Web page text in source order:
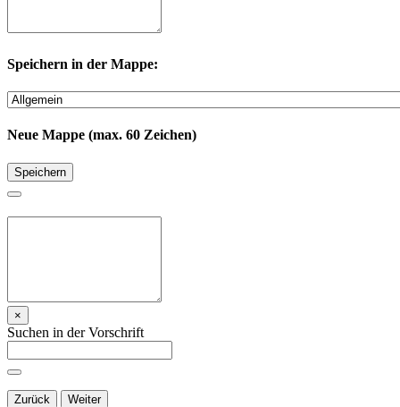
Speichern in der Mappe:
Neue Mappe (max. 60 Zeichen)
Speichern
×
Suchen in der Vorschrift
Zurück Weiter